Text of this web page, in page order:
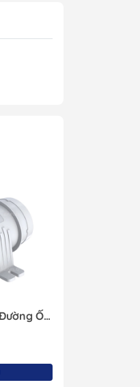
Quạt Hút Thẳng Đường Ống Inline, công suất:36Kw, Điện 12V, Dùng Cho Tàu Thuyền